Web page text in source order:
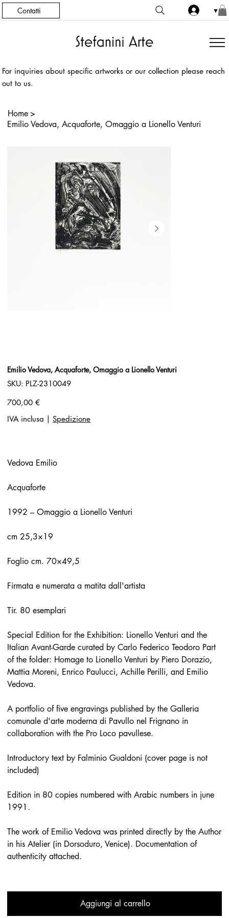
Contatti ▼
For inquiries about specific artworks or our collection please reach
out to us.
Home >
Emilio Vedova, Acquaforte, Omaggio a Lionello Venturi
Emilio Vedova, Acquaforte, Omaggio a Lionello Venturi
SKU:
SKU
PLZ-
PLZ-2310049
Prezzo
700,00 €
IVA inclusa
Spedizione
Vedova Emilio
Acquaforte
1992 – Omaggio a Lionello Venturi
cm 25,3×19
Foglio cm. 70×49,5
Firmata e numerata a matita dall'artista
Tir. 80 esemplari
Special Edition for the Exhibition: Lionello Venturi and the
Italian Avant-Garde curated by Carlo Federico Teodoro Part
of the folder: Homage to Lionello Venturi by Piero Dorazio,
Mattia Moreni, Enrico Paulucci, Achille Perilli, and Emilio
Vedova.
A portfolio of five engravings published by the Galleria
comunale d'arte moderna di Pavullo nel Frignano in
collaboration with the Pro Loco pavullese.
Introductory text by Falminio Gualdoni (cover page is not
included)
Edition in 80 copies numbered with Arabic numbers in june
1991.
The work of Emilio Vedova was printed directly by the Author
in his Atelier (in Dorsoduro, Venice). Documentation of
authenticity attached.
Aggiungi al carrello